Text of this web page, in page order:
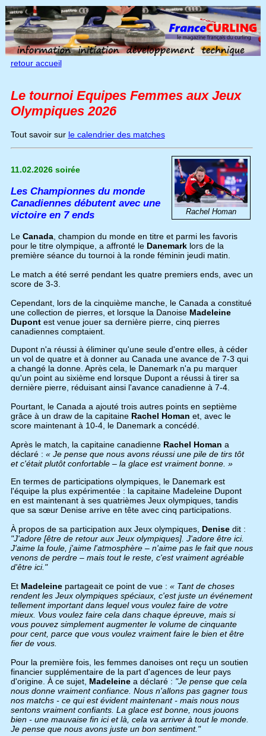
retour accueil
Le tournoi Equipes Femmes aux Jeux
Olympiques 2026
Tout savoir sur le calendrier des matches
Rachel Homan
11.02.2026 soirée
Les Championnes du monde
Canadiennes débutent avec une
victoire en 7 ends
Le Canada, champion du monde en titre et parmi les favoris
pour le titre olympique, a affronté le Danemark lors de la
première séance du tournoi à la ronde féminin jeudi matin.
Le match a été serré pendant les quatre premiers ends, avec un
score de 3-3.
Cependant, lors de la cinquième manche, le Canada a constitué
une collection de pierres, et lorsque la Danoise Madeleine
Dupontest venue jouer sa dernière pierre, cinq pierres
canadiennes comptaient.
Dupont n'a réussi à éliminer qu'une seule d'entre elles, à céder
un vol de quatre et à donner au Canada une avance de 7-3 qui
a changé la donne. Après cela, le Danemark n'a pu marquer
qu'un point au sixième end lorsque Dupont a réussi à tirer sa
dernière pierre, réduisant ainsi l'avance canadienne à 7-4.
Pourtant, le Canada a ajouté trois autres points en septième
grâce à un draw de la capitaine Rachel Homan et, avec le
score maintenant à 10-4, le Danemark a concédé.
Après le match, la capitaine canadienne Rachel Homan a
déclaré : « Je pense que nous avons réussi une pile de tirs tôt
et c'était plutôt confortable – la glace est vraiment bonne. »
En termes de participations olympiques, le Danemark est
l'équipe la plus expérimentée : la capitaine Madeleine Dupont
en est maintenant à ses quatrièmes Jeux olympiques, tandis
que sa sœur Denise arrive en tête avec cinq participations.
À propos de sa participation aux Jeux olympiques, Denise dit :
"J'adore [être de retour aux Jeux olympiques]. J'adore être ici.
J'aime la foule, j'aime l'atmosphère – n'aime pas le fait que nous
venons de perdre – mais tout le reste, c'est vraiment agréable
d'être ici."
Et Madeleine partageait ce point de vue : « Tant de choses
rendent les Jeux olympiques spéciaux, c'est juste un événement
tellement important dans lequel vous voulez faire de votre
mieux. Vous voulez faire cela dans chaque épreuve, mais si
vous pouvez simplement augmenter le volume de cinquante
pour cent, parce que vous voulez vraiment faire le bien et être
fier de vous.
Pour la première fois, les femmes danoises ont reçu un soutien
financier supplémentaire de la part d'agences de leur pays
d'origine. À ce sujet, Madeleine a déclaré : "Je pense que cela
nous donne vraiment confiance. Nous n'allons pas gagner tous
nos matchs - ce qui est évident maintenant - mais nous nous
sentons vraiment confiants. La glace est bonne, nous jouons
bien - une mauvaise fin ici et là, cela va arriver à tout le monde.
Je pense que nous avons juste un bon sentiment."